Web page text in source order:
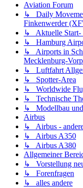
Aviation Forum
↳ Daily
Finkenwerder
↳ Aktuelle Start-
↳ Hamburg
↳ Airports in
Mecklenburg-
↳ Luftfahrt
↳ Spotter-Area
↳ Worldwide
↳ Technische
↳ Modellbau und
Airbus
↳ Airbus -
↳ Airbus A350
↳ Airbus A380
Allgemeiner
↳ Vorstellung
↳ Forenfragen
↳ alles andere